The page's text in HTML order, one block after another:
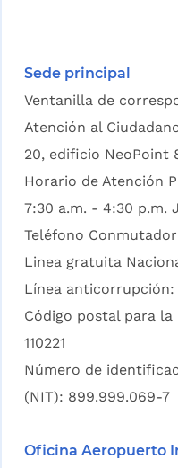
Sede principal
Ventanilla de
Atención al
20, edificio NeoPoint
Horario de Atención
7:30 a.m. - 4:30 p.m.
Teléfono
Linea gratuita
Línea anticorrupción:
Código postal para
110221
Número de
(NIT): 899.999.069-7
Oficina Aeropuerto